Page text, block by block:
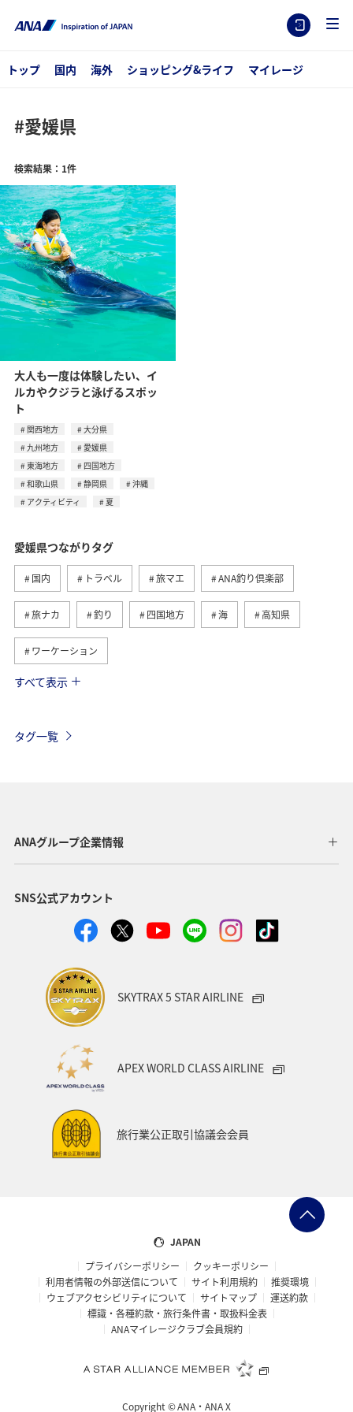
トップ 国内 海外 ショッピング&ライフ マイレージ
#愛媛県
検索結果：1件
大人も一度は体験したい、イ
ルカやクジラと泳げるスポッ
ト
関西地方
大分県
九州地方
愛媛県
東海地方
四国地方
和歌山県
静岡県
沖縄
アクティビティ
夏
愛媛県つながりタグ
国内 トラベル 旅マエ ANA釣り倶楽部
旅ナカ 釣り 四国地方 海 高知県
ワーケーション
冬 趣味
鹿児島県 飛行機 東京都 ライフ 仙台
関西地方 大分県
和歌山県 静岡県 ホテル
アオリイカ
すべて表示
タグ一覧
ANAグループ企業情報
SNS公式アカウント
SKYTRAX 5 STAR AIRLINE
APEX WORLD CLASS AIRLINE
旅行業公正取引協議会会員
JAPAN
プライバシーポリシー
クッキーポリシー
利用者情報の外部送信について
サイト利用規約
推奨環境
ウェブアクセシビリティについて
サイトマップ
運送約款
標識・各種約款・旅行条件書・取扱料金表
ANAマイレージクラブ会員規約
Copyright ©ANA・ANA X